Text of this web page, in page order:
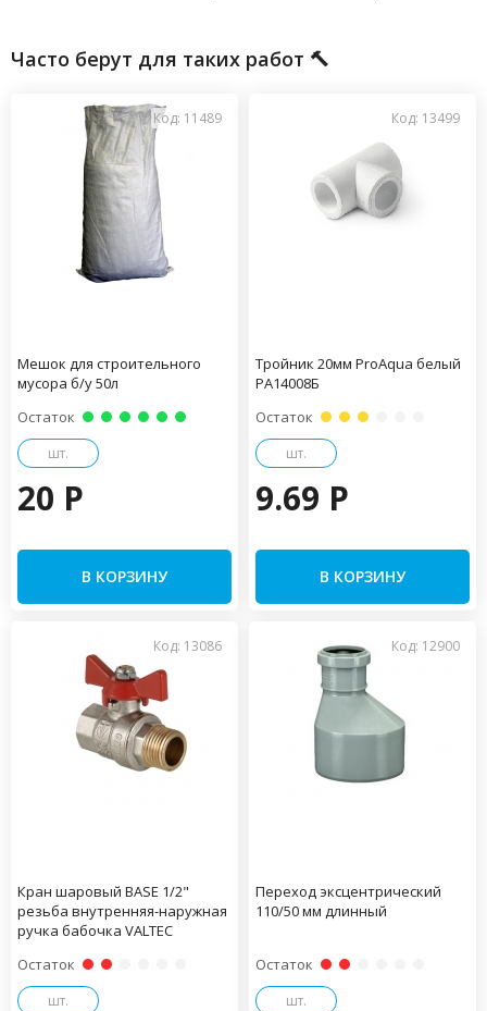
Часто берут для таких работ 🔨
Код: 11489
Мешок для строительного
мусора б/у 50л
Остаток
шт.
20 P
В КОРЗИНУ
Код: 13499
Тройник 20мм ProAqua белый
PA14008Б
Остаток
шт.
9.69 P
В КОРЗИНУ
Код: 13086
Кран шаровый BASE 1/2"
резьба внутренняя-наружная
ручка бабочка VALTEC
Остаток
шт.
Код: 12900
Переход эксцентрический
110/50 мм длинный
Остаток
шт.